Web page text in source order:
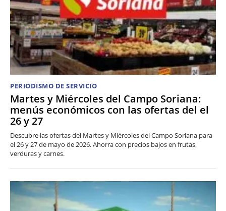
PERIODISMO DE SERVICIO
Martes y Miércoles del Campo Soriana:
menús económicos con las ofertas del el
26 y 27
Descubre las ofertas del Martes y Miércoles del Campo Soriana para
el 26 y 27 de mayo de 2026. Ahorra con precios bajos en frutas,
verduras y carnes.